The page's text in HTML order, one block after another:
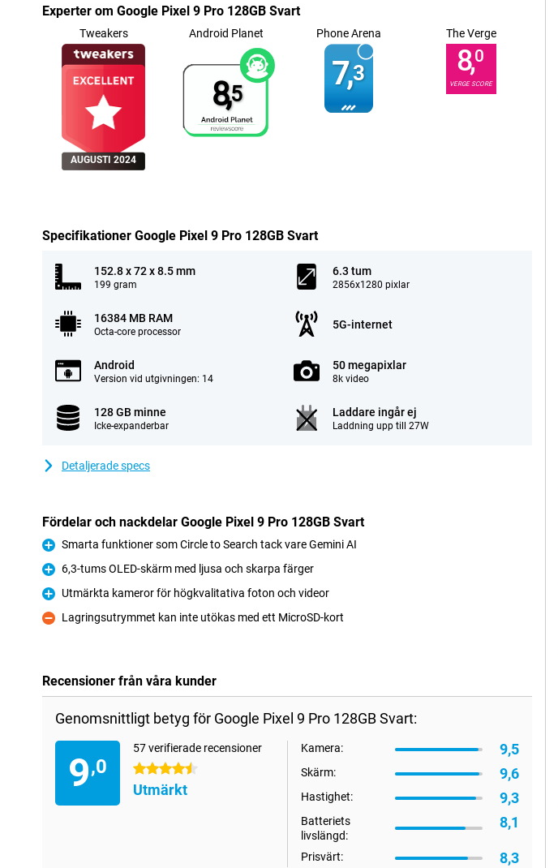
Experter om Google Pixel 9 Pro 128GB Svart
Tweakers
AUGUSTI 2024
Android Planet
8,5
Phone Arena
7,3
The Verge
8,0
VERGE SCORE
Specifikationer Google Pixel 9 Pro 128GB Svart
152.8 x 72 x 8.5 mm
199 gram
6.3 tum
2856x1280 pixlar
16384 MB RAM
Octa-core processor
5G-internet
Android
Version vid utgivningen: 14
50 megapixlar
8k video
128 GB minne
Icke-expanderbar
Laddare ingår ej
Laddning upp till 27W
Detaljerade specs
Fördelar och nackdelar Google Pixel 9 Pro 128GB Svart
Fördelar
Smarta funktioner som Circle to Search tack vare Gemini AI
Fördelar
6,3-tums OLED-skärm med ljusa och skarpa färger
Fördelar
Utmärkta kameror för högkvalitativa foton och videor
Nackdelar
Lagringsutrymmet kan inte utökas med ett MicroSD-kort
Recensioner från våra kunder
Genomsnittligt betyg för Google Pixel 9 Pro 128GB Svart:
9,0
57 verifierade recensioner
4.5 stjärnor
Utmärkt
Kamera: 9,5
Skärm: 9,6
Hastighet: 9,3
Batteriets
livslängd:
8,1
Prisvärt: 8,3